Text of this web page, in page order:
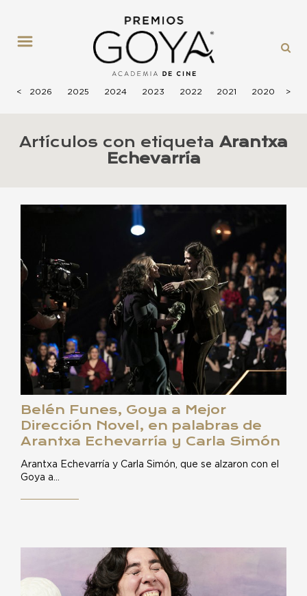
< 2026 2025 2024 2023 2022 2021 2020 >
Artículos con etiqueta Arantxa
Echevarría
Belén Funes, Goya a Mejor
Dirección Novel, en palabras de
Arantxa Echevarría y Carla Simón
Arantxa Echevarría y Carla Simón, que se alzaron con el
Goya a…